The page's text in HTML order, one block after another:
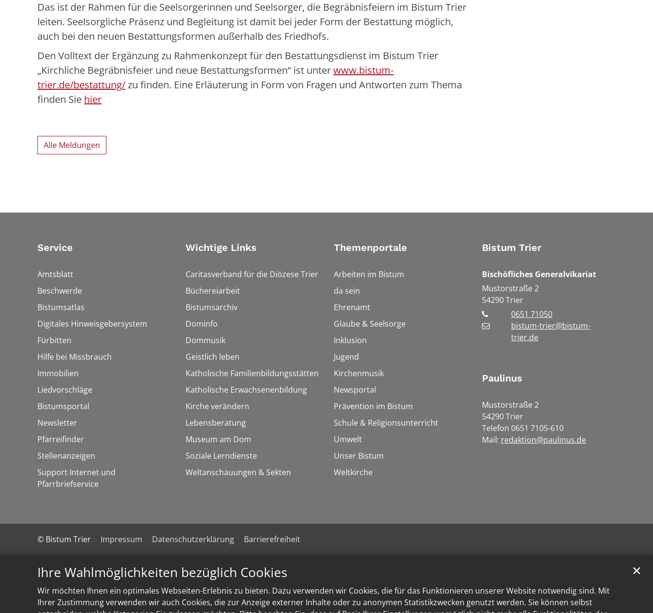
Ihre Wahlmöglichkeiten bezüglich Cookies
Wir möchten Ihnen ein optimales Webseiten-Erlebnis zu bieten. Dazu verwenden wir Cookies, die für das Funktionieren unserer Website notwendig sind. Mit
Ihrer Zustimmung verwenden wir auch Cookies, die zur Anzeige externer Inhalte oder zu anonymen Statistikzwecken genutzt werden. Sie können selbst
✕
Das ist der Rahmen für die Seelsorgerinnen und Seelsorger, die Begräbnisfeiern im Bistum Trier
leiten. Seelsorgliche Präsenz und Begleitung ist damit bei jeder Form der Bestattung möglich,
auch bei den neuen Bestattungsformen außerhalb des Friedhofs.
Den Volltext der Ergänzung zu Rahmenkonzept für den Bestattungsdienst im Bistum Trier
„Kirchliche Begräbnisfeier und neue Bestattungsformen“ ist unterwww.bistum-
trier.de/bestattung/zu finden. Eine Erläuterung in Form von Fragen und Antworten zum Thema
finden Sie hier
Alle Meldungen
Service
Amtsblatt
Beschwerde
Bistumsatlas
Digitales Hinweisgebersystem
Fürbitten
Hilfe bei Missbrauch
Immobilien
Liedvorschläge
Bistumsportal
Newsletter
Pfarreifinder
Stellenanzeigen
Support Internet und
Pfarrbriefservice
Wichtige Links
Caritasverband für die Diözese Trier
Büchereiarbeit
Bistumsarchiv
Dominfo
Dommusik
Geistlich leben
Katholische Familienbildungsstätten
Katholische Erwachsenenbildung
Kirche verändern
Lebensberatung
Museum am Dom
Soziale Lerndienste
Weltanschauungen & Sekten
Themenportale
Arbeiten im Bistum
da sein
Ehrenamt
Glaube & Seelsorge
Inklusion
Jugend
Kirchenmusik
Newsportal
Prävention im Bistum
Schule & Religionsunterricht
Umwelt
Unser Bistum
Weltkirche
Bistum Trier
Bischöfliches Generalvikariat
Mustorstraße 2
54290Trier
0651 71050
bistum-trier@bistum-
trier.de
Paulinus
Mustorstraße 2
54290 Trier
Telefon 0651 7105-610
Mail: redaktion@paulinus.de
© Bistum Trier Impressum Datenschutzerklärung Barrierefreiheit